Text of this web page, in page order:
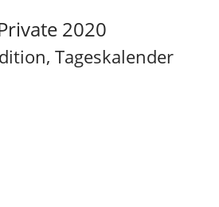
2020
Tageskalender